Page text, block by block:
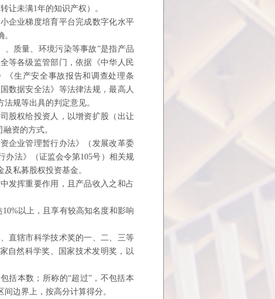
让未满1年的知识产权）。
企业梯度培育平台完成数字化水平
、质量、 环境污染等事故”是指产品
等各级监管部门，依据《中华人民
《生产安全事故报告和调查处理条
数据安全法》等法律法规，最高人
规等出具的判定意见。
股权给投资人，以增资扩股（出让
资的方式。
企业管理暂行办法》（发展改革委
办法》（证监会令第105号）相关规
及私募股权投资基金。
发挥重要作用，且产品收入之和占
10%以上，且享有较高知名度和影响
直辖市科学技术奖的一、二、三等
自然科学奖、国家技术发明奖，以
括本数； 所称的“超过”，不包括本
间边界上，按高分计算得分。